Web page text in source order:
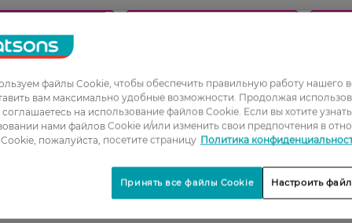
женщин
и
волос 360 мл
от выпадения волос 360 мл
249,99 ГРН
187,49 ГРН
252,99
файлы Cookie, чтобы обеспечить правильную работу нашего
вам максимально удобные возможности. Продолжая
соглашаетесь на использование файлов Cookie. Если вы хотите
нами файлов Cookie и/или изменить свои предпочтения в
пожалуйста, посетите страницу Политика
Настроить
Принять все файлы Cookie